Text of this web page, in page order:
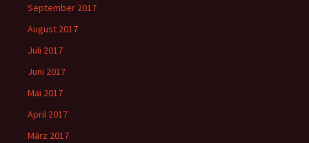
September 2017
August 2017
Juli 2017
Juni 2017
Mai 2017
April 2017
März 2017